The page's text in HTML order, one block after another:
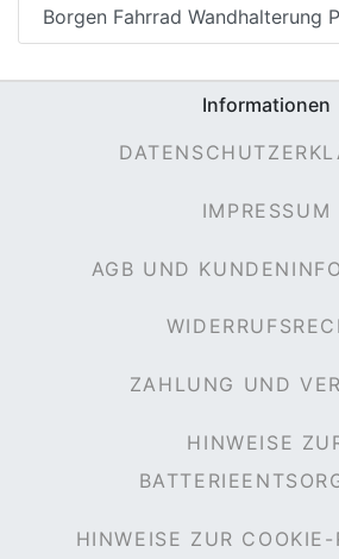
Borgen Fahrrad Wandhalterung
Informationen
IMPRESSUM
AGB UND
ZAHLUNG UND
HINWEISE
HINWEISE ZUR